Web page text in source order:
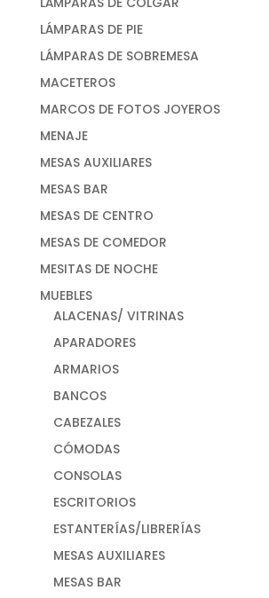
LÁMPARAS DE PIE
LÁMPARAS DE SOBREMESA
MACETEROS
MARCOS DE FOTOS JOYEROS
MENAJE
MESAS AUXILIARES
MESAS BAR
MESAS DE CENTRO
MESAS DE COMEDOR
MESITAS DE NOCHE
MUEBLES
ALACENAS/ VITRINAS
APARADORES
ARMARIOS
BANCOS
CABEZALES
CÓMODAS
CONSOLAS
ESCRITORIOS
ESTANTERÍAS/LIBRERÍAS
MESAS AUXILIARES
MESAS BAR